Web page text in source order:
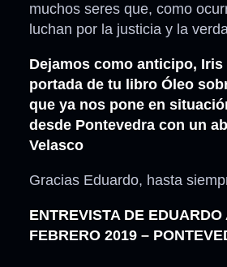
muchos seres que, como
luchan por la justicia y la
Dejamos como anticipo, Iris
portada de tu libro Óleo
que ya nos pone en
desde Pontevedra con un
Velasco
Gracias Eduardo, hasta
ENTREVISTA DE
FEBRERO 2019 –